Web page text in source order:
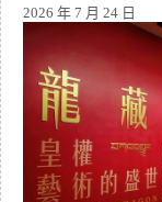
2026 年 7 月 24 日